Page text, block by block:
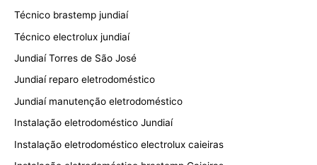
Técnico brastemp jundiaí
Técnico electrolux jundiaí
Jundiaí Torres de São José
Jundiaí reparo eletrodoméstico
Jundiaí manutenção eletrodoméstico
Instalação eletrodoméstico Jundiaí
Instalação eletrodoméstico electrolux caieiras